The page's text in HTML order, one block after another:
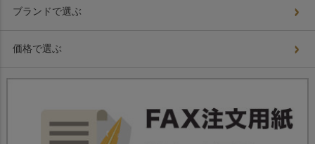
ブランドで選ぶ
価格で選ぶ